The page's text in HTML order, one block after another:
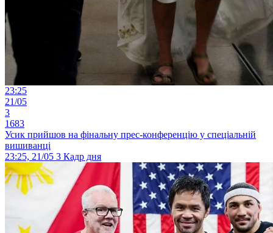
23:25
21/05
3
1683
Усик прийшов на фінальну прес-конференцію у спеціальній
вишиванці
23:25, 21/05 3 Кадр дня